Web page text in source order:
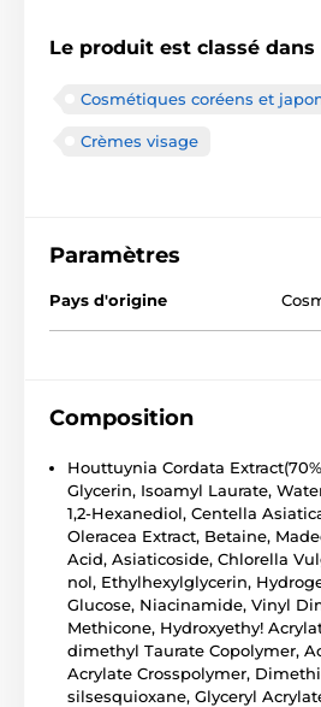
Le produit est classé
Cosmétiques coréens et
Crèmes visage
Paramètres
Pays d'origine
Composition
Houttuynia Cordata
Glycerin, Isoamyl Laurate,
1,2-Hexanediol, Centella
Oleracea Extract, Betaine,
Acid, Asiaticoside, Chlorella
nol, Ethylhexylglycerin,
Glucose, Niacinamide, Vinyl
Methicone, Hydroxyethy!
dimethyl Taurate Copolymer,
Acrylate Crosspolymer,
silsesquioxane, Glyceryl